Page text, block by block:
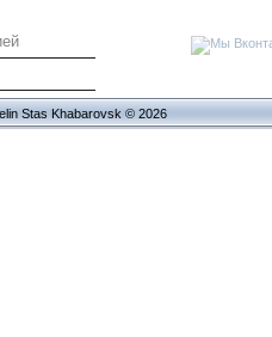
Stas Khabarovsk © 2026